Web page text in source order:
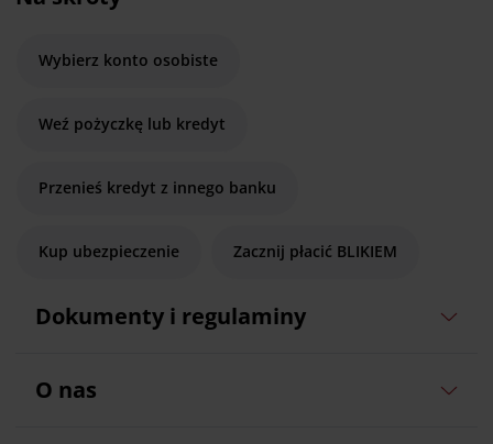
Wybierz konto osobiste
Weź pożyczkę lub kredyt
Przenieś kredyt z innego banku
Kup ubezpieczenie Zacznij płacić BLIKIEM
Dokumenty i regulaminy
O nas